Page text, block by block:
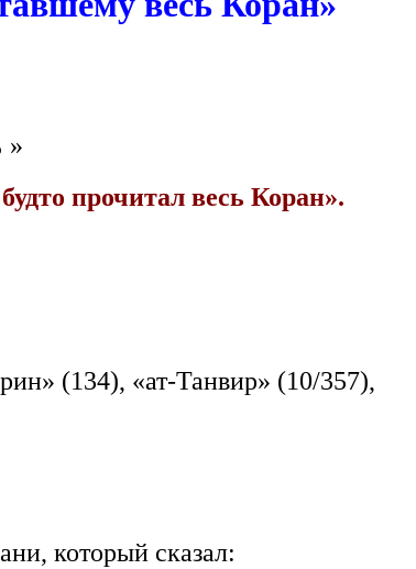
«
прочитал весь Коран».
(134), «ат-Танвир» (10/357),
который сказал: